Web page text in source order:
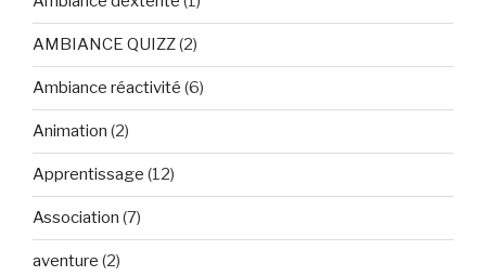
AMBIANCE QUIZZ(2)
Ambiance réactivité (6)
Animation (2)
Apprentissage (12)
Association (7)
aventure (2)